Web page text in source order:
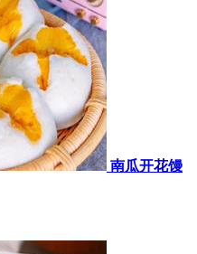
南瓜开花馒